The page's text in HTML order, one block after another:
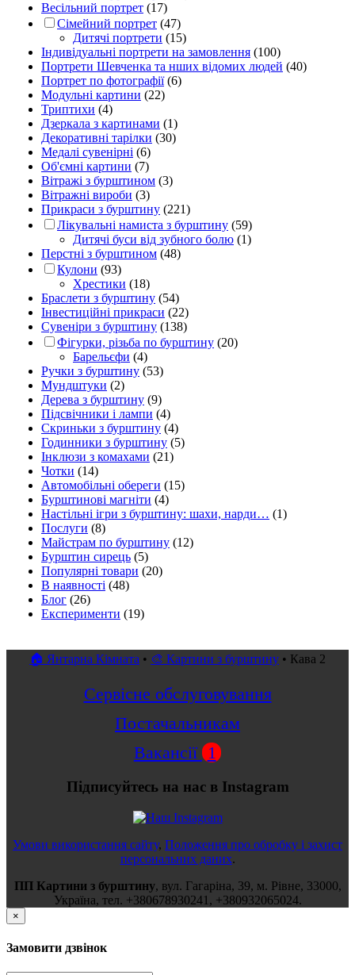
Весільний портрет (17)
Сімейний портрет (47)
Дитячі портрети (15)
Індивідуальні портрети на замовлення (100)
Портрети Шевченка та нших відомих людей (40)
Портрет по фотографії(6)
Модульні картини (22)
Триптихи (4)
Дзеркала з картинами (1)
Декоративні тарілки (30)
Медалі сувенірні (6)
Об'ємні картини (7)
Вітражі з бурштином (3)
Вітражні вироби (3)
Прикраси з бурштину (221)
Лікувальні намиста з бурштину (59)
Дитячі буси від зубного болю (1)
Перстні з бурштином (48)
Кулони (93)
Хрестики (18)
Браслети з бурштину (54)
Інвестиційні прикраси (22)
Сувеніри з бурштину (138)
Фігурки, різьба по бурштину (20)
Барельєфи (4)
Ручки з бурштину (53)
Мундштуки (2)
Дерева з бурштину (9)
Підсвічники і лампи (4)
Скриньки з бурштину (4)
Годинники з бурштину (5)
Інклюзи з комахами (21)
Чотки (14)
Автомобільні обереги (15)
Бурштинові магніти (4)
Настільні ігри з бурштину: шахи, нарди… (1)
Послуги (8)
Майстрам по бурштину (12)
Бурштин сирець (5)
Популярні товари (20)
В наявності (48)
Блог (26)
Експерименти (19)
🏠 Янтарна Кімната • 🎨 Картини з бурштину • Кава 2
Сервісне обслуговування
Постачальникам
Вакансії 1
Підписуйтесь на нас в Instagram
Умови використання сайту, Положення про обробку і захист
персональних даних.
ПП Картини з бурштину, вул. Гагаріна, 39, м. Рівне, 33000,
Україна, тел. +380678930241 , +380932065024.
×
Замовити дзвінок